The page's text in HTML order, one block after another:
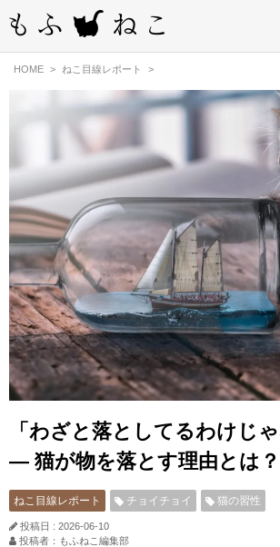
HOME ねこ目線レポート
「わざと落としてるわけじ
— 猫が物を落とす理由とは？
ねこ目線レポート チョイチョイ 猫の習性
投稿日 : 2026-06-10
投稿者：もふねこ編集部